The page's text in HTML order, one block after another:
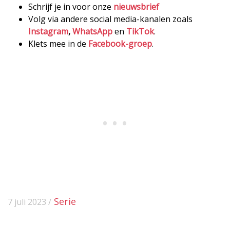
Schrijf je in voor onze nieuwsbrief
Volg via andere social media-kanalen zoals
Instagram,WhatsAppen TikTok.
Klets mee in de Facebook-groep.
7 juli 2023 / Serie